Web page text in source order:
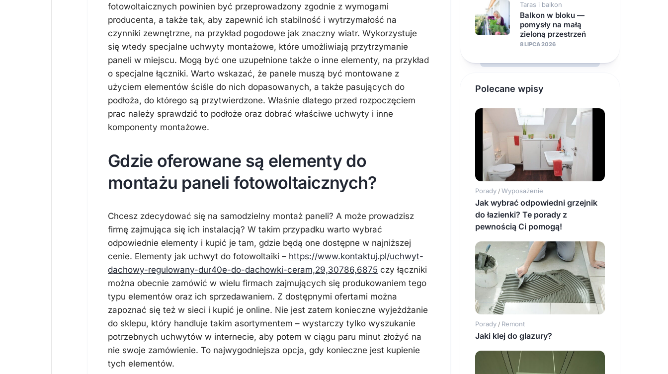
fotowoltaicznych powinien być przeprowadzony zgodnie z wymogami
producenta, a także tak, aby zapewnić ich stabilność i wytrzymałość na
czynniki zewnętrzne, na przykład pogodowe jak znaczny wiatr. Wykorzystuje
się wtedy specjalne uchwyty montażowe, które umożliwiają przytrzymanie
paneli w miejscu. Mogą być one uzupełnione także o inne elementy, na przykład
o specjalne łączniki. Warto wskazać, że panele muszą być montowane z
użyciem elementów ściśle do nich dopasowanych, a także pasujących do
podłoża, do którego są przytwierdzone. Właśnie dlatego przed rozpoczęciem
prac należy sprawdzić to podłoże oraz dobrać właściwe uchwyty i inne
komponenty montażowe.
Gdzie oferowane są elementy do
montażu paneli fotowoltaicznych?
Chcesz zdecydować się na samodzielny montaż paneli? A może prowadzisz
firmę zajmująca się ich instalacją? W takim przypadku warto wybrać
odpowiednie elementy i kupić je tam, gdzie będą one dostępne w najniższej
cenie. Elementy jak uchwyt do fotowoltaiki – https://www.kontaktuj.pl/uchwyt-
dachowy-regulowany-dur40e-do-dachowki-ceram,29,30786,6875 czy łączniki
można obecnie zamówić w wielu firmach zajmujących się produkowaniem tego
typu elementów oraz ich sprzedawaniem. Z dostępnymi ofertami można
zapoznać się też w sieci i kupić je online. Nie jest zatem konieczne wyjeżdżanie
do sklepu, który handluje takim asortymentem – wystarczy tylko wyszukanie
potrzebnych uchwytów w internecie, aby potem w ciągu paru minut złożyć na
nie swoje zamówienie. To najwygodniejsza opcja, gdy konieczne jest kupienie
tych elementów.
Taras i balkon
Balkon w bloku —
pomysły na małą
zieloną przestrzeń
8 LIPCA 2026
Polecane wpisy
Porady / Wyposażenie
Jak wybrać odpowiedni grzejnik
do łazienki? Te porady z
pewnością Ci pomogą!
Porady / Remont
Jaki klej do glazury?